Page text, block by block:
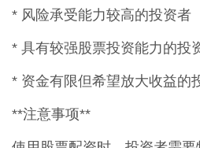
* 风险承受能力较高的投资者
* 具有较强股票投资能力的投
* 资金有限但希望放大收益的
**注意事项**